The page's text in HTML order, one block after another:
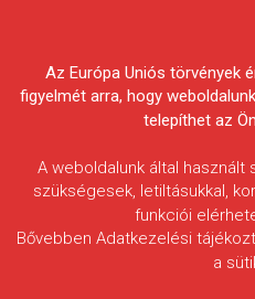
Egyesületek
KHESZ vizeken
Az Európa Uniós törvények
figyelmét arra, hogy
telepíthet az
A weboldalunk által
szükségesek, letiltásukkal,
funkciói
Bővebben Adatkezelési
a